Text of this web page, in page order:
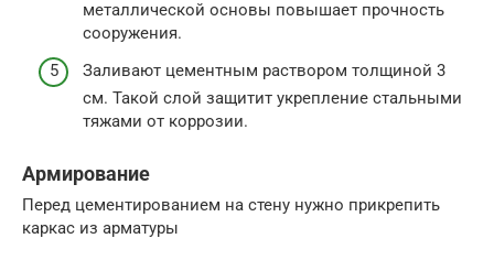
металлической основы повышает прочность
сооружения.
Заливают цементным раствором толщиной 3
см. Такой слой защитит укрепление стальными
тяжами от коррозии.
Армирование
Перед цементированием на стену нужно прикрепить
каркас из арматуры